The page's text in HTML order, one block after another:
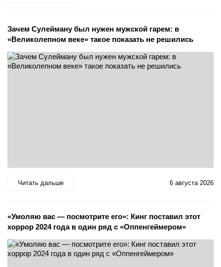
Зачем Сулейману был нужен мужской гарем: в
«Великолепном веке» такое показать не решились
Читать дальше 6 августа 2026
«Умоляю вас — посмотрите его»: Кинг поставил этот
хоррор 2024 года в один ряд с «Оппенгеймером»